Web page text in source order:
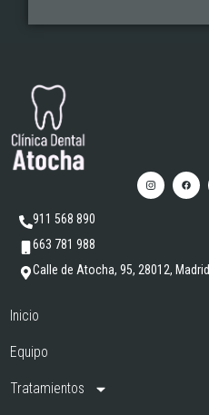
911 568 890
663 781 988
Calle de Atocha, 95, 28012, Madrid
Inicio
Equipo
Tratamientos